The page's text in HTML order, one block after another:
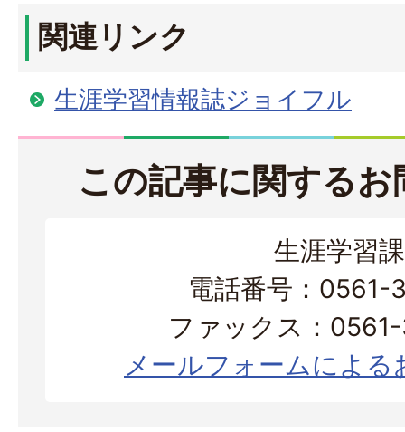
関連リンク
生涯学習情報誌ジョイフル
この記事に関する
生涯学習課
電話番号：0561-
ファックス：
メールフォームによる